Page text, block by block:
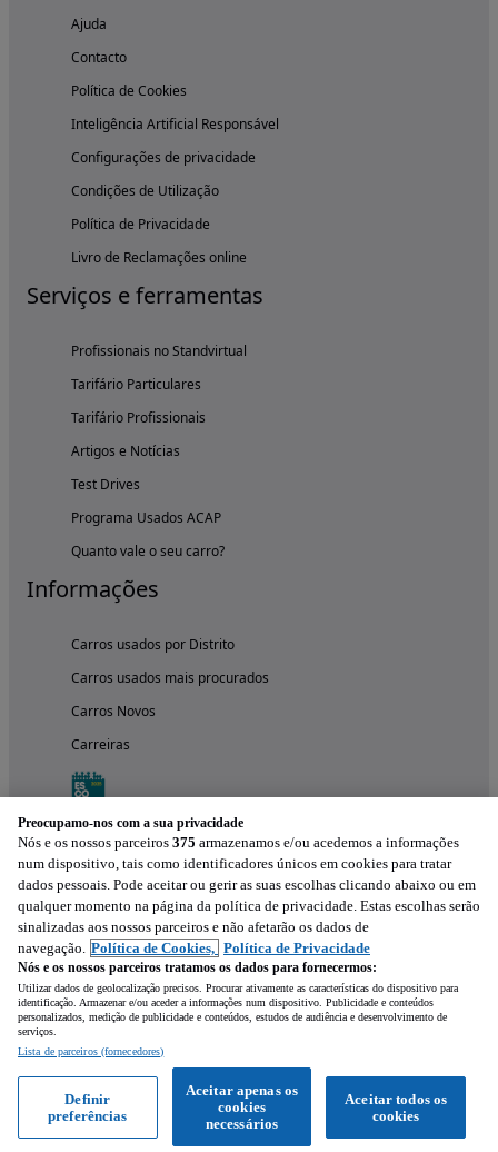
Ajuda
Contacto
Política de Cookies
Inteligência Artificial Responsável
Configurações de privacidade
Condições de Utilização
Política de Privacidade
Livro de Reclamações online
Serviços e ferramentas
Profissionais no Standvirtual
Tarifário Particulares
Tarifário Profissionais
Artigos e Notícias
Test Drives
Programa Usados ACAP
Quanto vale o seu carro?
Informações
Carros usados por Distrito
Carros usados mais procurados
Carros Novos
Carreiras
Experimenta a aplicação
Preocupamo-nos com a sua privacidade
Nós e os nossos parceiros 375 armazenamos e/ou acedemos a informações
num dispositivo, tais como identificadores únicos em cookies para tratar
dados pessoais. Pode aceitar ou gerir as suas escolhas clicando abaixo ou em
qualquer momento na página da política de privacidade. Estas escolhas serão
sinalizadas aos nossos parceiros e não afetarão os dados de
navegação. Política de Cookies, Política de Privacidade
Nós e os nossos parceiros tratamos os dados para fornecermos:
Utilizar dados de geolocalização precisos. Procurar ativamente as características do dispositivo para
identificação. Armazenar e/ou aceder a informações num dispositivo. Publicidade e conteúdos
personalizados, medição de publicidade e conteúdos, estudos de audiência e desenvolvimento de
serviços.
Lista de parceiros (fornecedores)
Aceitar todos os
cookies
Aceitar apenas os
cookies
necessários
Definir
preferências